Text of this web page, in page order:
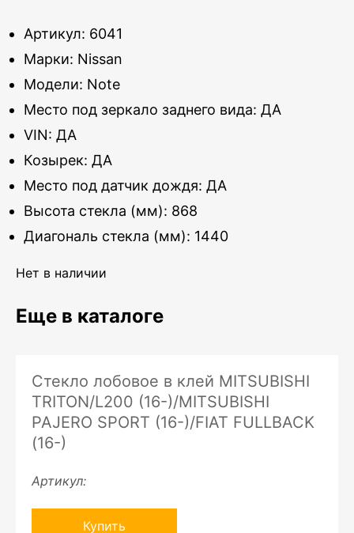
Артикул: 6041
Марки: Nissan
Модели: Note
Место под зеркало заднего вида: ДА
VIN: ДА
Козырек: ДА
Место под датчик дождя: ДА
Высота стекла (мм): 868
Диагональ стекла (мм): 1440
Нет в наличии
Еще в каталоге
Стекло лобовое в клей MITSUBISHI
TRITON/L200 (16-)/MITSUBISHI
PAJERO SPORT (16-)/FIAT FULLBACK
(16-)
Артикул:
Купить